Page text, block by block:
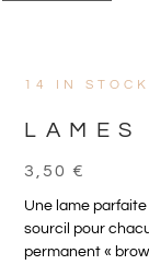
14 IN STOCK
LAMES
3,50 €
Une lame
sourcil pour
permanent «